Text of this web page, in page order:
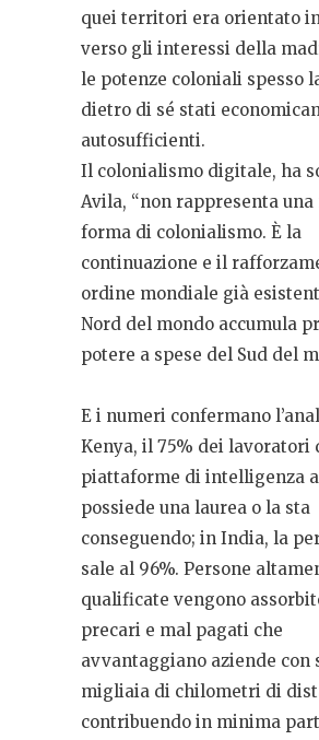
quei territori era orientato
verso gli interessi della
le potenze coloniali spesso
dietro di sé stati
autosufficienti.
Il colonialismo digitale, ha
Avila, “non rappresenta una
forma di colonialismo. È la
continuazione e il
ordine mondiale già
Nord del mondo accumula
potere a spese del Sud del
E i numeri confermano
Kenya, il 75% dei lavoratori
piattaforme di intelligenza
possiede una laurea o la sta
conseguendo; in India, la
sale al 96%. Persone
qualificate vengono
precari e mal pagati che
avvantaggiano aziende con
migliaia di chilometri di
contribuendo in minima